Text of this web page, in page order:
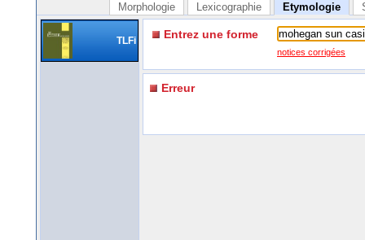
Morphologie Lexicographie Etymologie
TLFi Entrez une forme
notices corrigées
Erreur